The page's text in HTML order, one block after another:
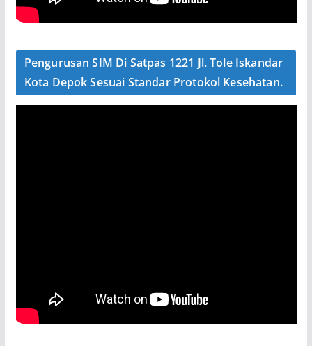
Pengurusan SIM Di Satpas 1221 Jl. Tole Iskandar
Kota Depok Sesuai Standar Protokol Kesehatan.